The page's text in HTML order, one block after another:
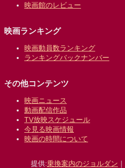
映画館のレビュー
映画ランキング
映画動員数ランキング
ランキングバックナンバー
その他コンテンツ
映画ニュース
動画配信作品
TV放映スケジュール
今見る映画情報
映画の時間について
提供:乗換案内のジョルダン ｜